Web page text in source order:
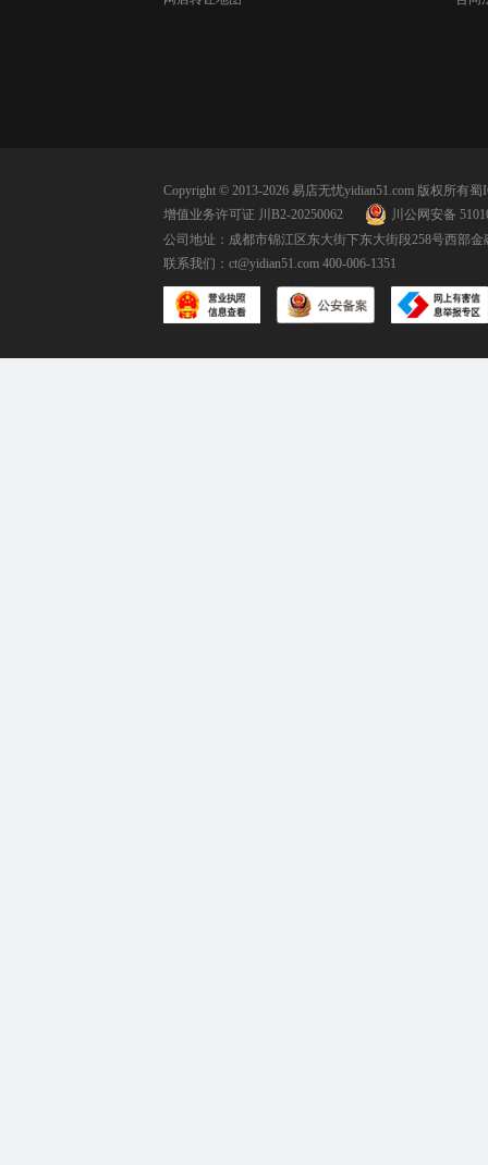
Copyright © 2013-2026 易店无忧yidian51.com 版权所有蜀
增值业务许可证 川B2-20250062
川公网安备
公司地址：成都市锦江区东大街下东大街段258号西部金
联系我们： ct@yidian51.com 400-006-1351